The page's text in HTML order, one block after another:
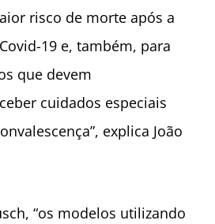
risco de morte após a
19 e, também, para
que devem
cuidados especiais
explica João
“os modelos utilizando